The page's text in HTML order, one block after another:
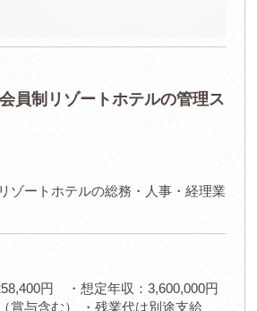
員制リゾートホテルの管理ス
ゾートホテルの総務・人事・経理業
円 ・想定年収：3,600,000円
賞与含む） ・残業代は別途支給